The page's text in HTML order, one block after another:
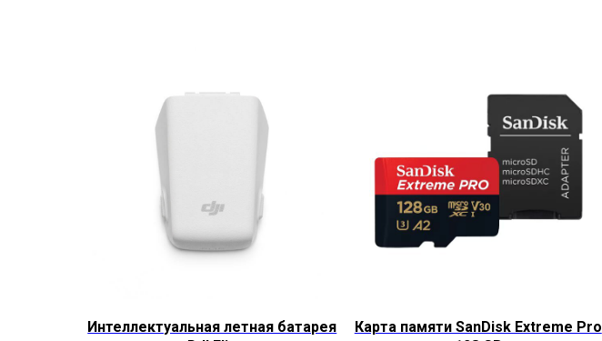
Интеллектуальная летная батарея
Карта памяти SanDisk Extreme Pro